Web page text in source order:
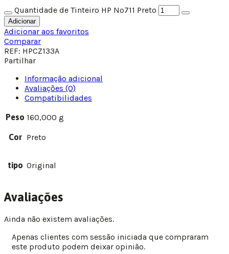
Quantidade de Tinteiro HP Nº711 Preto
Adicionar
Adicionar aos favoritos
Comparar
REF: HPCZ133A
Partilhar
Informação adicional
Avaliações (0)
Compatibilidades
Peso 160,000 g
Cor Preto
tipo Original
Avaliações
Ainda não existem avaliações.
Apenas clientes com sessão iniciada que compraram
este produto podem deixar opinião.